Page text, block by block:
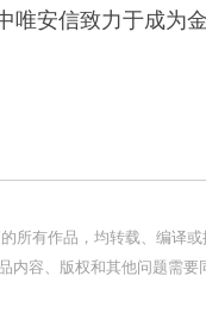
唯安信致力于成为
所有作品，均转载、编译
内容、版权和其他问题需